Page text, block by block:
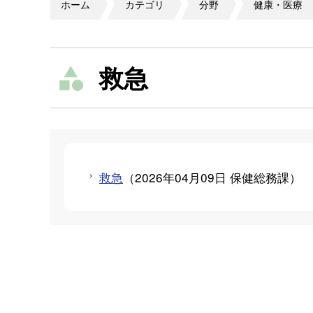
ホーム カテゴリ 分野 健康・医療
救急
救急 （2026年04月09日 保健総務課）